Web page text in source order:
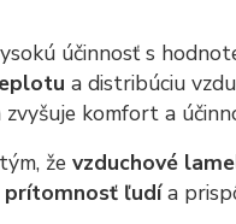
účinnosť s
a distribúciu
zvyšuje komfort a
že vzduchové
prítomnosť ľudía